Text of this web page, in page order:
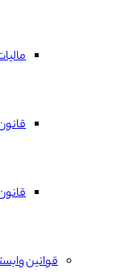
قوانین